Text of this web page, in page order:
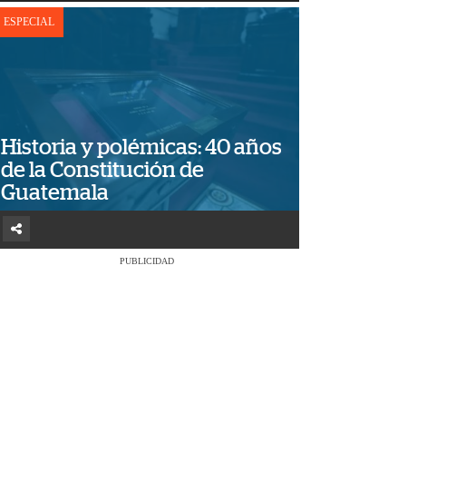
ESPECIAL
Historia y polémicas: 40 años
de la Constitución de
Guatemala
PUBLICIDAD